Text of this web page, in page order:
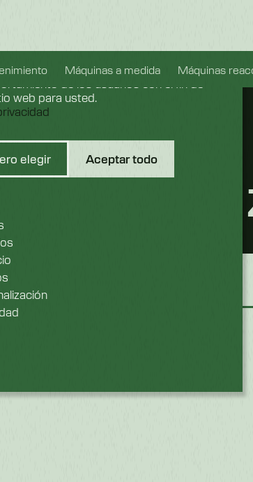
Máquinas a medida Máquinas
cookies
la mejor experiencia posible. También
web para usted.
elegir Aceptar todo
De Botas Y